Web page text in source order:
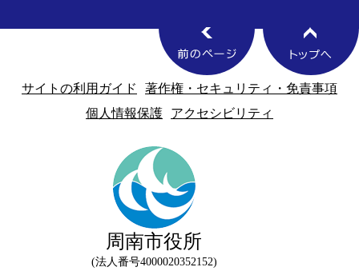
サイトの利用ガイド
著作権・セキュリティ・免責事項
個人情報保護
アクセシビリティ
周南市役所
法人番号4000020352152